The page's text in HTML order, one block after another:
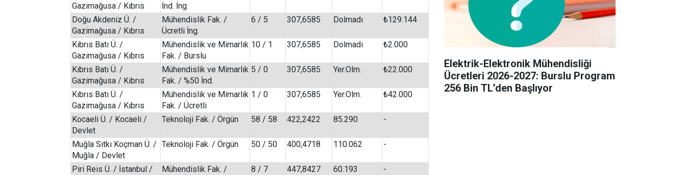
Gazimağusa / Kıbrıs
İnd. İng.
Doğu Akdeniz Ü. /
Gazimağusa / Kıbrıs
Mühendislik Fak. /
Ücretli İng.
6 / 5 307,6585 Dolmadı ₺129.144
Kıbrıs Batı Ü. /
Gazimağusa / Kıbrıs
Mühendislik ve Mimarlık
Fak. / Burslu
10 / 1 307,6585 Dolmadı ₺2.000
Kıbrıs Batı Ü. /
Gazimağusa / Kıbrıs
Mühendislik ve Mimarlık
Fak. / %50 İnd.
5 / 0 307,6585 Yer.Olm. ₺22.000
Kıbrıs Batı Ü. /
Gazimağusa / Kıbrıs
Mühendislik ve Mimarlık
Fak. / Ücretli
1 / 0 307,6585 Yer.Olm. ₺42.000
Kocaeli Ü. / Kocaeli /
Devlet
Teknoloji Fak. / Örgün 58 / 58 422,2422 85.290 -
Muğla Sıtkı Koçman Ü. /
Muğla / Devlet
Teknoloji Fak. / Örgün 50 / 50 400,4718 110.062 -
Piri Reis Ü. / İstanbul /
Mühendislik Fak. /
8 / 7 447,8427 60.193 -
Elektrik-Elektronik Mühendisliği
Ücretleri 2026-2027: Burslu Program
256 Bin TL’den Başlıyor